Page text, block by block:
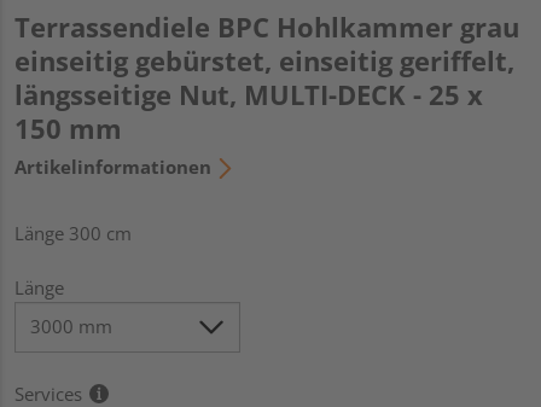
Terrassendiele BPC Hohlkammer grau
einseitig gebürstet, einseitig geriffelt,
längsseitige Nut, MULTI-DECK - 25 x
150 mm
Artikelinformationen
Länge 300 cm
Länge
Services